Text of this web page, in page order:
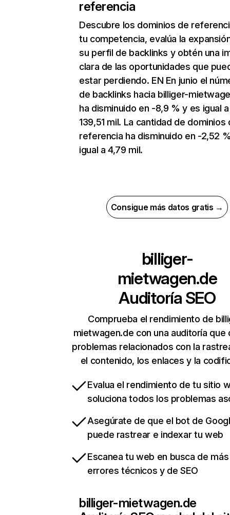
referencia
Descubre los dominios de
tu competencia, evalúa la
su perfil de backlinks y obtén una
clara de las oportunidades que
estar perdiendo. EN En junio el
de backlinks hacia billiger-
ha disminuido en -8,9 % y es igual a
139,51 mil. La cantidad de dominios
referencia ha disminuido en -2,52
igual a 4,79 mil.
Consigue más datos gratis →
billiger-
mietwagen.de
Auditoría SEO
Comprueba el rendimiento de
mietwagen.de con una auditoría que
problemas relacionados con la
el contenido, los enlaces y la
Evalua el rendimiento de tu sitio
soluciona todos los problemas
Asegúrate de que el bot de
puede rastrear e indexar tu web
Escanea tu web en busca de
errores técnicos y de SEO
billiger-mietwagen.de